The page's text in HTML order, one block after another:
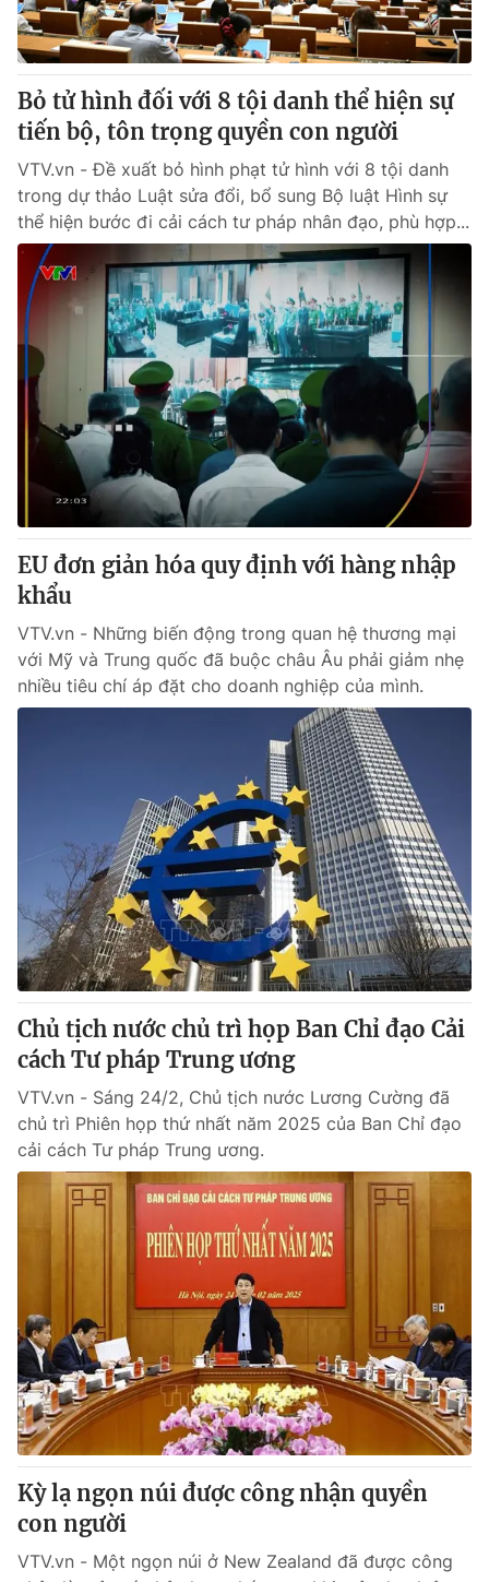
Bỏ tử hình đối với 8 tội danh thể hiện sự
tiến bộ, tôn trọng quyền con người
VTV.vn - Đề xuất bỏ hình phạt tử hình với 8 tội danh
trong dự thảo Luật sửa đổi, bổ sung Bộ luật Hình sự
thể hiện bước đi cải cách tư pháp nhân đạo, phù hợp...
EU đơn giản hóa quy định với hàng nhập
khẩu
VTV.vn - Những biến động trong quan hệ thương mại
với Mỹ và Trung quốc đã buộc châu Âu phải giảm nhẹ
nhiều tiêu chí áp đặt cho doanh nghiệp của mình.
Chủ tịch nước chủ trì họp Ban Chỉ đạo Cải
cách Tư pháp Trung ương
VTV.vn - Sáng 24/2, Chủ tịch nước Lương Cường đã
chủ trì Phiên họp thứ nhất năm 2025 của Ban Chỉ đạo
cải cách Tư pháp Trung ương.
Kỳ lạ ngọn núi được công nhận quyền
con người
VTV.vn - Một ngọn núi ở New Zealand đã được công